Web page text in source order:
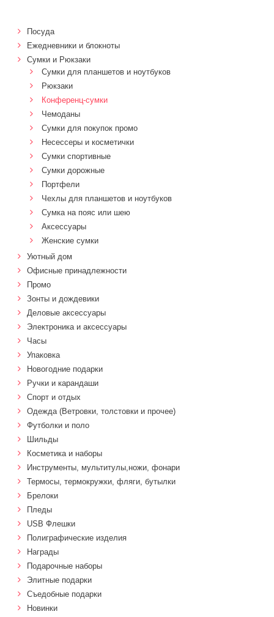
Посуда
Ежедневники и блокноты
Сумки и Рюкзаки
Сумки для планшетов и ноутбуков
Рюкзаки
Конференц-сумки
Чемоданы
Сумки для покупок промо
Несессеры и косметички
Сумки спортивные
Сумки дорожные
Портфели
Чехлы для планшетов и ноутбуков
Сумка на пояс или шею
Аксессуары
Женские сумки
Уютный дом
Офисные принадлежности
Промо
Зонты и дождевики
Деловые аксессуары
Электроника и аксессуары
Часы
Упаковка
Новогодние подарки
Ручки и карандаши
Спорт и отдых
Одежда (Ветровки, толстовки и прочее)
Футболки и поло
Шильды
Косметика и наборы
Инструменты, мультитулы,ножи, фонари
Термосы, термокружки, фляги, бутылки
Брелоки
Пледы
USB Флешки
Полиграфические изделия
Награды
Подарочные наборы
Элитные подарки
Cъедобные подарки
Новинки